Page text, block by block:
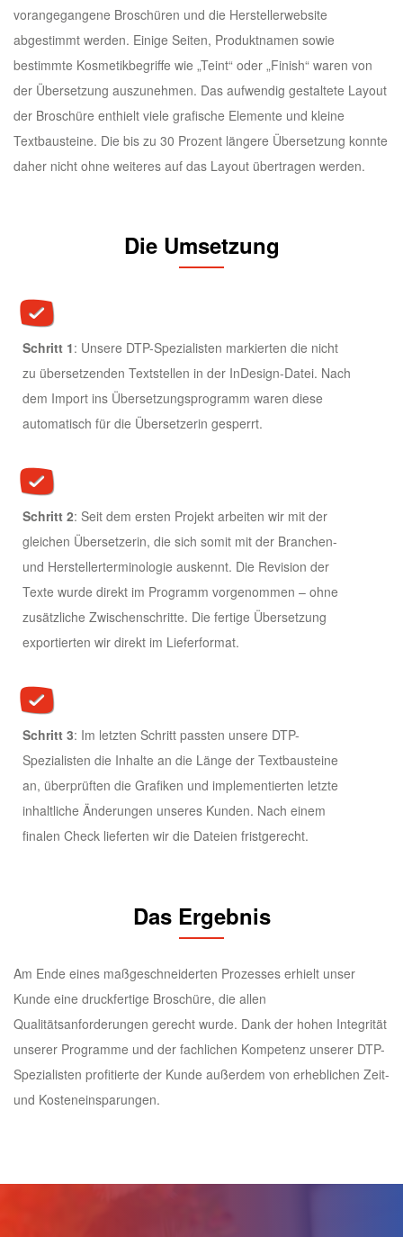
vorangegangene Broschüren und die Herstellerwebsite
abgestimmt werden. Einige Seiten, Produktnamen sowie
bestimmte Kosmetikbegriffe wie „Teint“ oder „Finish“ waren von
der Übersetzung auszunehmen. Das aufwendig gestaltete Layout
der Broschüre enthielt viele grafische Elemente und kleine
Textbausteine. Die bis zu 30 Prozent längere Übersetzung konnte
daher nicht ohne weiteres auf das Layout übertragen werden.
Die Umsetzung
Schritt 1: Unsere DTP-Spezialisten markierten die nicht
zu übersetzenden Textstellen in der InDesign-Datei. Nach
dem Import ins Übersetzungsprogramm waren diese
automatisch für die Übersetzerin gesperrt.
Schritt 2: Seit dem ersten Projekt arbeiten wir mit der
gleichen Übersetzerin, die sich somit mit der Branchen-
und Herstellerterminologie auskennt. Die Revision der
Texte wurde direkt im Programm vorgenommen – ohne
zusätzliche Zwischenschritte. Die fertige Übersetzung
exportierten wir direkt im Lieferformat.
Schritt 3: Im letzten Schritt passten unsere DTP-
Spezialisten die Inhalte an die Länge der Textbausteine
an, überprüften die Grafiken und implementierten letzte
inhaltliche Änderungen unseres Kunden. Nach einem
finalen Check lieferten wir die Dateien fristgerecht.
Das Ergebnis
Am Ende eines maßgeschneiderten Prozesses erhielt unser
Kunde eine druckfertige Broschüre, die allen
Qualitätsanforderungen gerecht wurde. Dank der hohen Integrität
unserer Programme und der fachlichen Kompetenz unserer DTP-
Spezialisten profitierte der Kunde außerdem von erheblichen Zeit-
und Kosteneinsparungen.